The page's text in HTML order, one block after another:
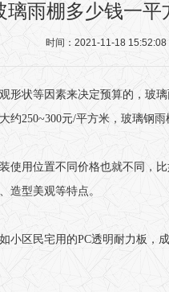
雨棚多少钱一平
时间：2021-11-18
形状等因素来决定预算的，玻
250~300元/平方米，玻璃钢雨
使用位置不同价格也就不同，
造型美观等特点。
区民宅用的PC透明耐力板